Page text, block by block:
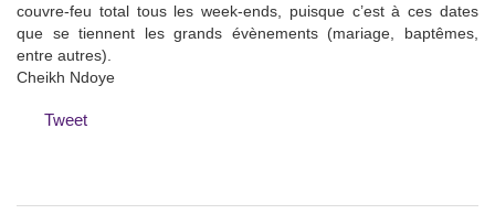
couvre-feu total tous les week-ends, puisque c’est à ces dates
que se tiennent les grands évènements (mariage, baptêmes,
entre autres).
Cheikh Ndoye
Tweet